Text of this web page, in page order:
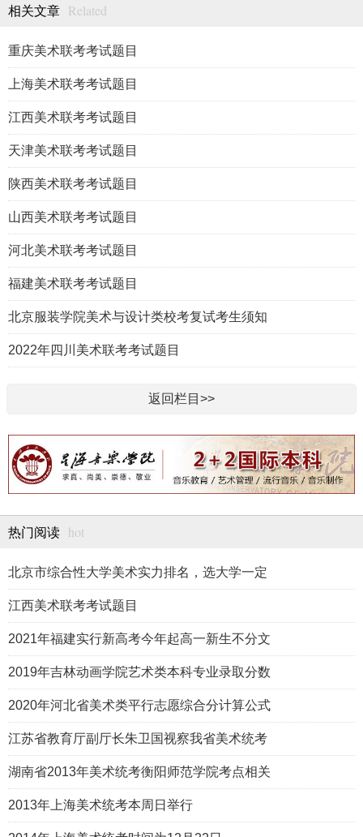
相关文章 Related
重庆美术联考考试题目
上海美术联考考试题目
江西美术联考考试题目
天津美术联考考试题目
陕西美术联考考试题目
山西美术联考考试题目
河北美术联考考试题目
福建美术联考考试题目
北京服装学院美术与设计类校考复试考生须知
2022年四川美术联考考试题目
返回栏目>>
热门阅读 hot
北京市综合性大学美术实力排名，选大学一定
江西美术联考考试题目
2021年福建实行新高考今年起高一新生不分文
2019年吉林动画学院艺术类本科专业录取分数
2020年河北省美术类平行志愿综合分计算公式
江苏省教育厅副厅长朱卫国视察我省美术统考
湖南省2013年美术统考衡阳师范学院考点相关
2013年上海美术统考本周日举行